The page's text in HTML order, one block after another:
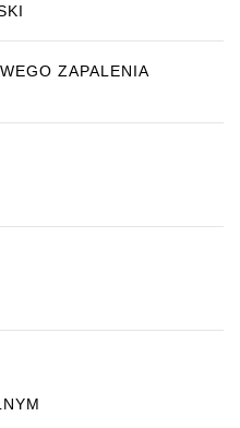
ZAPALENIA